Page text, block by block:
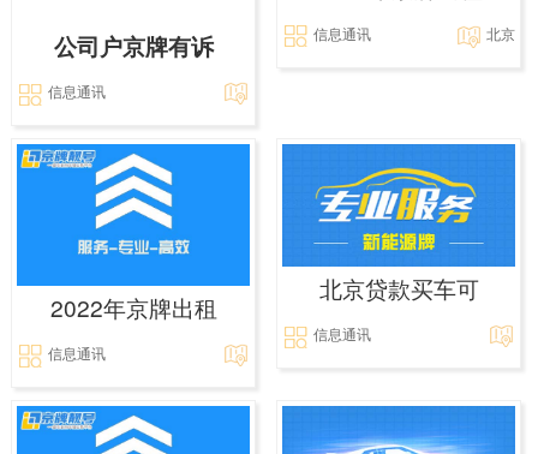
公司户京牌有诉
信息通讯
信息通讯 北京
2022年京牌出租
信息通讯
北京贷款买车可
信息通讯